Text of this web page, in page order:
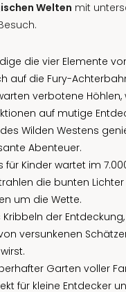
Welten mit
die vier Elemente
auf die Fury-
verbotene Höhlen,
auf mutige
des Wilden Westens
Abenteuer.
für Kinder wartet im
die bunten
um die Wette.
Kribbeln der
versunkenen
Garten voller
für kleine Entdecker